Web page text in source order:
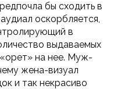
бы сходить в
оскорбляется,
в
выдаваемых
на нее. Муж-
жена-визуал
и так некрасиво